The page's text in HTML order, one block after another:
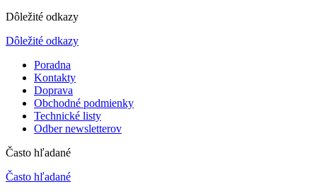
Dôležité odkazy
Dôležité odkazy
Poradna
Kontakty
Doprava
Obchodné podmienky
Technické listy
Odber newsletterov
Často hľadané
Často hľadané